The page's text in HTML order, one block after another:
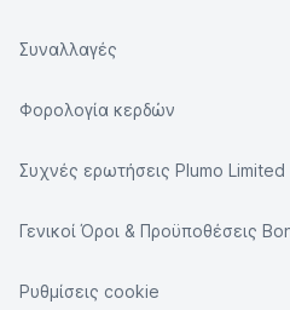
Συναλλαγές
Φορολογία κερδών
Συχνές ερωτήσεις Plumo Limited
Γενικοί Όροι & Προϋποθέσεις
Ρυθμίσεις cookie